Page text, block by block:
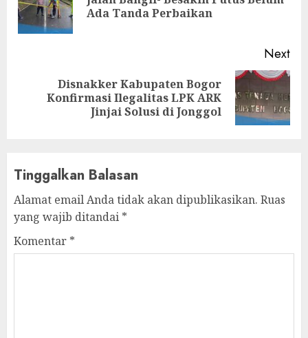
Ada Tanda Perbaikan
Next
Disnakker Kabupaten Bogor
Konfirmasi Ilegalitas LPK ARK
Jinjai Solusi di Jonggol
Tinggalkan Balasan
Alamat email Anda tidak akan dipublikasikan. Ruas
yang wajib ditandai *
Komentar *